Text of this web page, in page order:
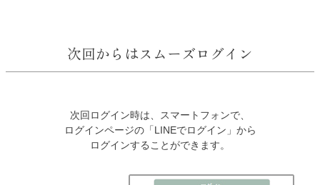
次回からはスムーズログイン
次回ログイン時は、スマートフォンで、
ログインページの「LINEでログイン」から
ログインすることができます。